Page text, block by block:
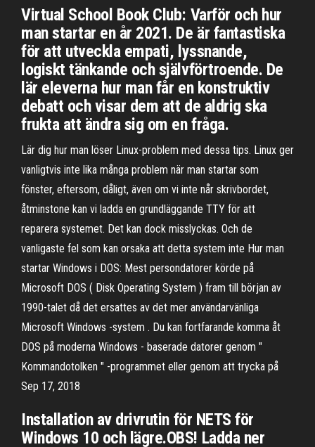
Virtual School Book Club: Varför och hur
man startar en år 2021. De är fantastiska
för att utveckla empati, lyssnande,
logiskt tänkande och självförtroende. De
lär eleverna hur man får en konstruktiv
debatt och visar dem att de aldrig ska
frukta att ändra sig om en fråga.
Lär dig hur man löser Linux-problem med dessa tips. Linux ger
vanligtvis inte lika många problem när man startar som
fönster, eftersom, dåligt, även om vi inte når skrivbordet,
åtminstone kan vi ladda en grundläggande TTY för att
reparera systemet. Det kan dock misslyckas. Och de
vanligaste fel som kan orsaka att detta system inte Hur man
startar Windows i DOS: Mest persondatorer körde på
Microsoft DOS ( Disk Operating System ) fram till början av
1990-talet då det ersattes av det mer användarvänliga
Microsoft Windows -system . Du kan fortfarande komma åt
DOS på moderna Windows - baserade datorer genom "
Kommandotolken " -programmet eller genom att trycka på
Sep 17, 2018
Installation av drivrutin för NETS för
Windows 10 och lägre.OBS! Ladda ner